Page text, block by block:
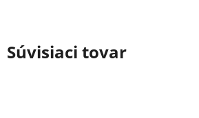
Súvisiaci tovar